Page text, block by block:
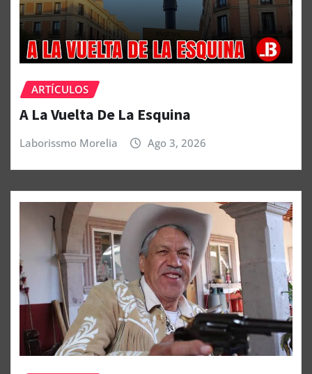
ARTÍCULOS
A La Vuelta De La Esquina
Laborissmo Morelia Ago 3, 2026